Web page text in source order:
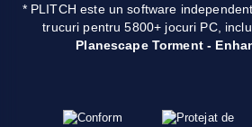
* PLITCH este un software
trucuri pentru 5800+ jocuri PC,
Planescape Torment -